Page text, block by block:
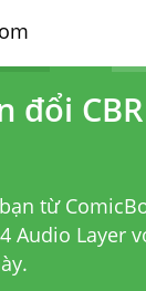
đổi
từ
Audio Layer